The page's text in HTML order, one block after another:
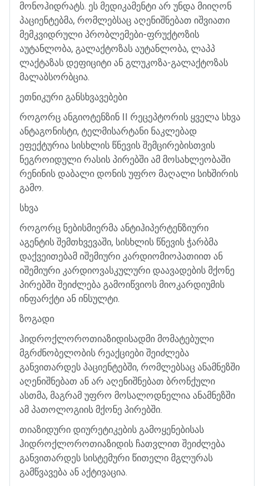
მონოჰიდრატს. ეს მედიკამენტი არ უნდა მიიღონ
პაციენტებმა, რომლებსაც აღენიშნებათ იშვიათი
მემკვიდრული პრობლემები-ფრუქტოზის
აუტანლობა, გალაქტოზას აუტანლობა, ლაპპ
ლაქტაზას დეფიციტი ან გლუკოზა-გალაქტოზას
მალაბსორბცია.
ეთნიკური განსხვავებები
როგორც ანგიოტენზინ რეცეპტორის ყველა სხვა
ანტაგონისტი, ტელმისარტანი ნაკლებად
ეფექტურია სისხლის წნევის შემცირებისთვის
ნეგროიდული რასის პირებში ამ მოსახლეობაში
რენინის დაბალი დონის უფრო მაღალი სიხშირის
გამო.
სხვა
როგორც ნებისმიერმა ანტიჰიპერტენზიური
აგენტის შემთხვევაში, სისხლის წნევის ჭარბმა
დაქვეითებამ იშემიური კარდიომიოპათიით ან
იშემიური კარდიოვასკულური დაავადების მქონე
პირებში შეიძლება გამოიწვიოს მიოკარდიუმის
ინფარქტი ან ინსულტი.
ზოგადი
ჰიდროქლოროთიაზიდისადმი მომატებული
მგრძნობელობის რეაქციები შეიძლება
განვითარდეს პაციენტებში, რომლებსაც ანამნეზში
აღენიშნებათ ან არ აღენიშნებათ ბრონქული
ასთმა, მაგრამ უფრო მოსალოდნელია ანამნეზში
ამ პათოლოგიის მქონე პირებში.
თიაზიდური დიურეტიკების გამოყენებისას
ჰიდროქლოროთიაზიდის ჩათვლით შეიძლება
განვითარდეს სისტემური წითელი მგლურას
გამწვავება ან აქტივაცია.